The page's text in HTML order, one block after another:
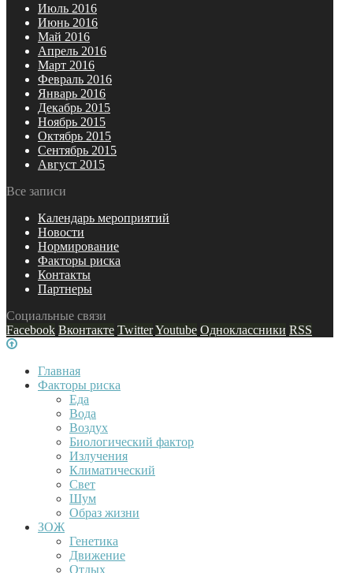
Июль 2016
Июнь 2016
Май 2016
Апрель 2016
Март 2016
Февраль 2016
Январь 2016
Декабрь 2015
Ноябрь 2015
Октябрь 2015
Сентябрь 2015
Август 2015
Все записи
Календарь мероприятий
Новости
Нормирование
Факторы риска
Контакты
Партнеры
Социальные связи
Facebook Вконтакте TwitterYoutube Одноклассники RSS
Главная
Факторы риска
Еда
Вода
Воздух
Биологический фактор
Излучения
Климатический
Свет
Шум
Образ жизни
ЗОЖ
Генетика
Движение
Отдых